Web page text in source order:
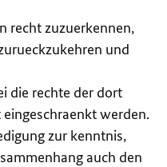
recht zuzuerkennen,
und
die rechte der dort
werden.
zur kenntnis,
auch den